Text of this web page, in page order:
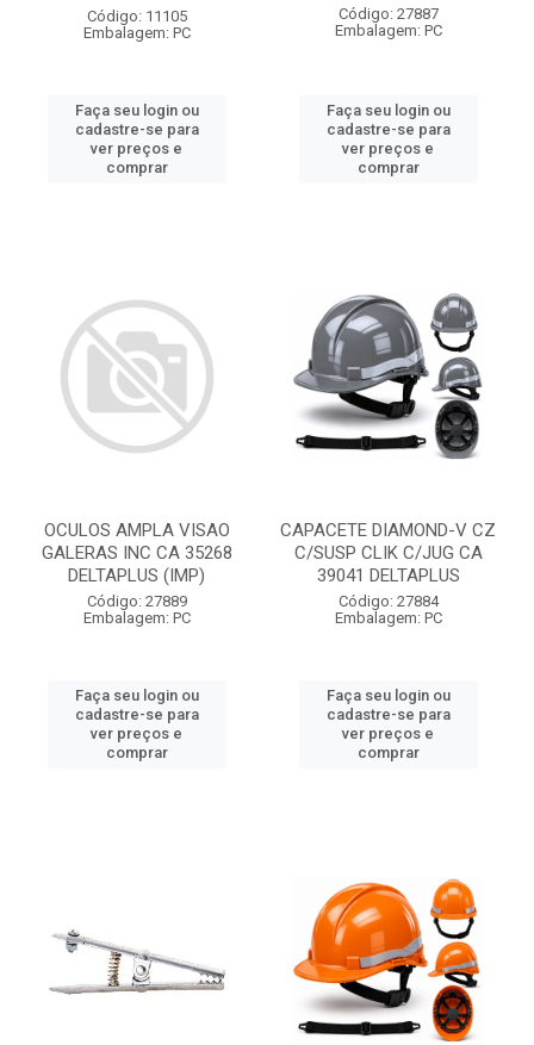
Código: 11105
Embalagem: PC
Faça seu login ou
cadastre-se para
ver preços e
comprar
Código: 27887
Embalagem: PC
Faça seu login ou
cadastre-se para
ver preços e
comprar
OCULOS AMPLA VISAO
GALERAS INC CA 35268
DELTAPLUS (IMP)
Código: 27889
Embalagem: PC
Faça seu login ou
cadastre-se para
ver preços e
comprar
CAPACETE DIAMOND-V CZ
C/SUSP CLIK C/JUG CA
39041 DELTAPLUS
Código: 27884
Embalagem: PC
Faça seu login ou
cadastre-se para
ver preços e
comprar